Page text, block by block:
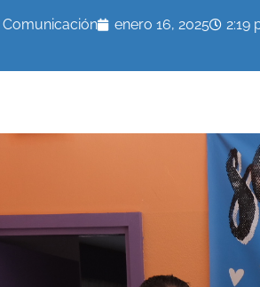
Comunicación enero 16, 2025 2:19